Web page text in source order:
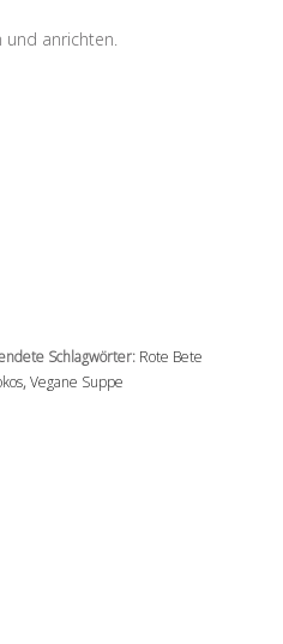
und anrichten.
Schlagwörter: Rote Bete
,Vegane Suppe